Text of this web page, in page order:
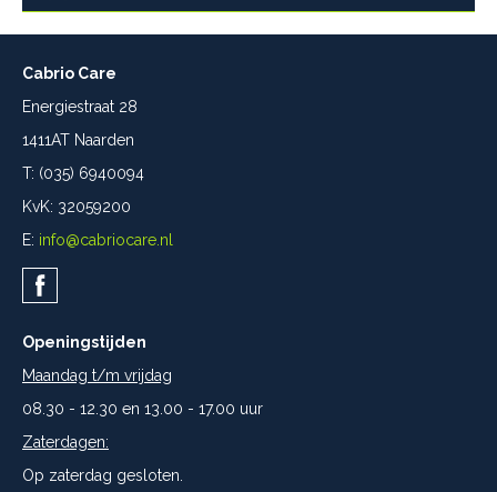
Cabrio Care
Energiestraat 28
1411AT Naarden
T: (035) 6940094
KvK: 32059200
E: info@cabriocare.nl
Openingstijden
Maandag t/m vrijdag
08.30 - 12.30 en 13.00 - 17.00 uur
Zaterdagen:
Op zaterdag gesloten.